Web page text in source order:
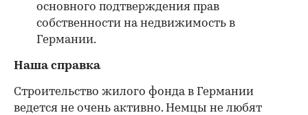
основного подтверждения прав
собственности на недвижимость в
Германии.
Наша справка
Строительство жилого фонда в Германии
ведется не очень активно. Немцы не любят